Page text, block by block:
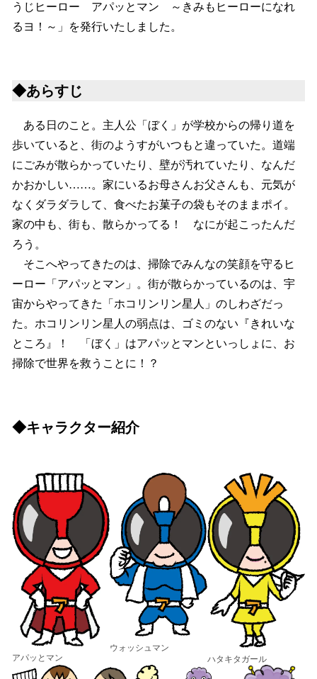
うじヒーロー アパッとマン ～きみもヒーローになれ
るヨ！～」を発行いたしました。
◆あらすじ
ある日のこと。主人公「ぼく」が学校からの帰り道を
歩いていると、街のようすがいつもと違っていた。道端
にごみが散らかっていたり、壁が汚れていたり、なんだ
かおかしい……。家にいるお母さんお父さんも、元気が
なくダラダラして、食べたお菓子の袋もそのままポイ。
家の中も、街も、散らかってる！ なにが起こったんだ
ろう。
そこへやってきたのは、掃除でみんなの笑顔を守るヒ
ーロー「アパッとマン」。街が散らかっているのは、宇
宙からやってきた「ホコリンリン星人」のしわざだっ
た。ホコリンリン星人の弱点は、ゴミのない『きれいな
ところ』！ 「ぼく」はアパッとマンといっしょに、お
掃除で世界を救うことに！？
◆キャラクター紹介
アパッとマン
ウォッシュマン
ハタキタガール